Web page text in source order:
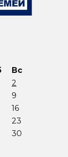
Вс
2
9
16
23
30